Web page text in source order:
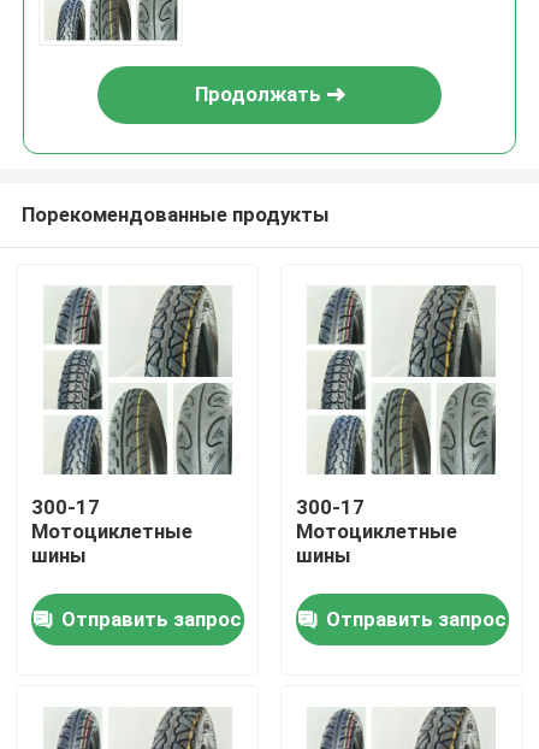
Продолжать
Порекомендованные продукты
300-17
Мотоциклетные
шины
Отправить запрос
300-17
Мотоциклетные
шины
Отправить запрос